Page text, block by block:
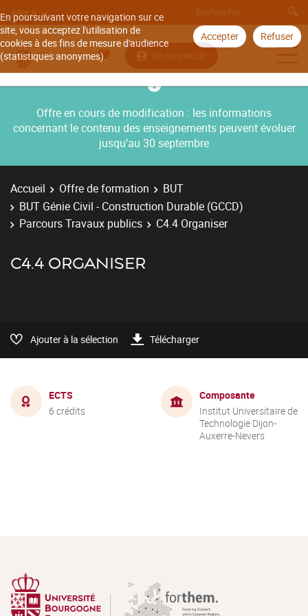
En poursuivant votre navigation sur ce
site, vous acceptez l'utilisation de
cookies à des fins de mesure d'audience
(statistiques anonymes).
Accepter Refuser
Aller à
Se connecter
Offre en cours de modification : les informations
concernant le contenu des enseignements peuvent évoluer
jusqu’au 30 septembre
Accueil Offre de formation
BUT
BUT Génie Civil - Construction Durable (GCCD)
Parcours Travaux publics
C4.4 Organiser
C4.4 ORGANISER
Ajouter à la sélection Télécharger
ECTS
6 crédits
Composante
Institut Universitaire de
Technologie Dijon-
Auxerre-Nevers